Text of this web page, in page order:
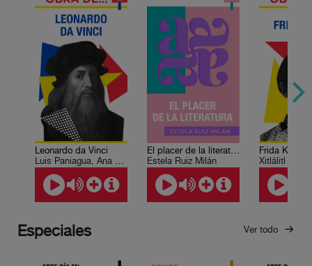
Leonardo da Vinci
Luis Paniagua, Ana Lía Herrera Lasso
El placer de la literatura
Estela Ruiz Milán
Frida Kahlo
Xitlálitl
Especiales Ver todo